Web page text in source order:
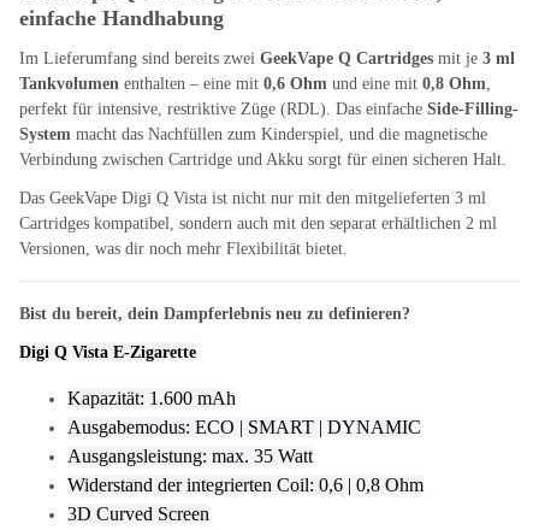
einfache Handhabung
Im Lieferumfang sind bereits zwei GeekVape Q Cartridges mit je 3 ml
Tankvolumen enthalten – eine mit 0,6 Ohm und eine mit 0,8 Ohm
perfekt für intensive, restriktive Züge (RDL). Das einfache Side-Filling-
System macht das Nachfüllen zum Kinderspiel, und die magnetische
Verbindung zwischen Cartridge und Akku sorgt für einen sicheren Halt.
Das GeekVape Digi Q Vista ist nicht nur mit den mitgelieferten 3 ml
Cartridges kompatibel, sondern auch mit den separat erhältlichen 2 ml
Versionen, was dir noch mehr Flexibilität bietet.
Bist du bereit, dein Dampferlebnis neu zu definieren?
Digi Q Vista E-Zigarette
Kapazität: 1.600 mAh
Ausgabemodus: ECO | SMART | DYNAMIC
Ausgangsleistung: max. 35 Watt
Widerstand der integrierten Coil: 0,6 | 0,8 Ohm
3D Curved Screen